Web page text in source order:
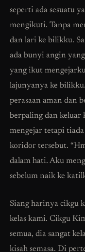
seperti ada sesuatu
mengikuti. Tanpa
dan lari ke bilikku.
ada bunyi angin
yang ikut
lajunyanya ke
perasaan aman dan
berpaling dan keluar
mengejar tetapi
koridor tersebut.
dalam hati. Aku
sebelum naik ke
Siang harinya cikgu
kelas kami. Cikgu
semua, dia sangat
kisah semasa. Di